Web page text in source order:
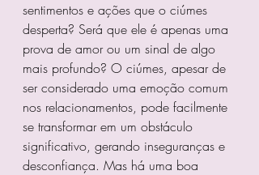
sentimentos e ações que o ciúmes
desperta? Será que ele é apenas uma
prova de amor ou um sinal de algo
mais profundo? O ciúmes, apesar de
ser considerado uma emoção comum
nos relacionamentos, pode facilmente
se transformar em um obstáculo
significativo, gerando inseguranças e
desconfiança. Mas há uma boa